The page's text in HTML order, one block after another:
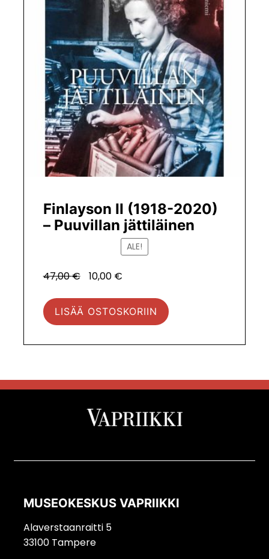
Finlayson II (1918-2020)
– Puuvillan jättiläinen
ALE!
47,00€
Alkuperäinen
oli:
10,00 €Tuotteen
nyt.
LISÄÄ OSTOSKORIIN
MUSEOKESKUS VAPRIIKKI
Alaverstaanraitti 5
33100 Tampere